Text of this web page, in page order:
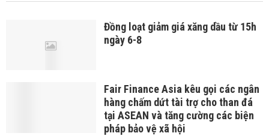
Đồng loạt giảm giá xăng dầu từ 15h
ngày 6-8
Fair Finance Asia kêu gọi các ngân
hàng chấm dứt tài trợ cho than đá
tại ASEAN và tăng cường các biện
pháp bảo vệ xã hội